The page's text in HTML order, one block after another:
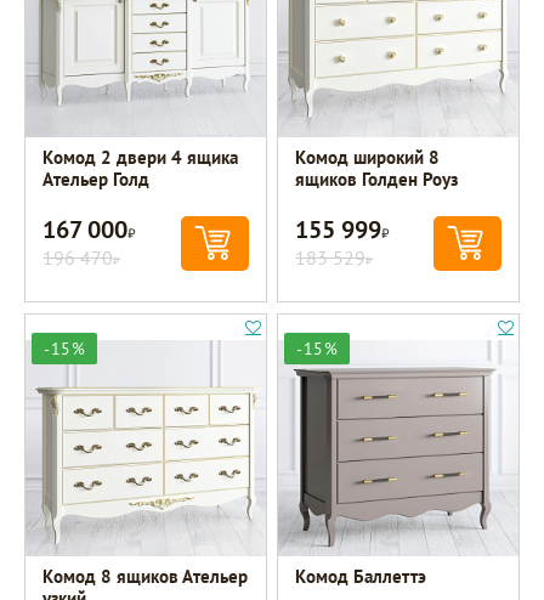
Комод 2 двери 4 ящика
Ательер Голд
167 000Р
196 470Р
Комод широкий 8
ящиков Голден Роуз
155 999Р
183 529Р
-15%
Комод 8 ящиков Ательер
-15%
Комод Баллеттэ